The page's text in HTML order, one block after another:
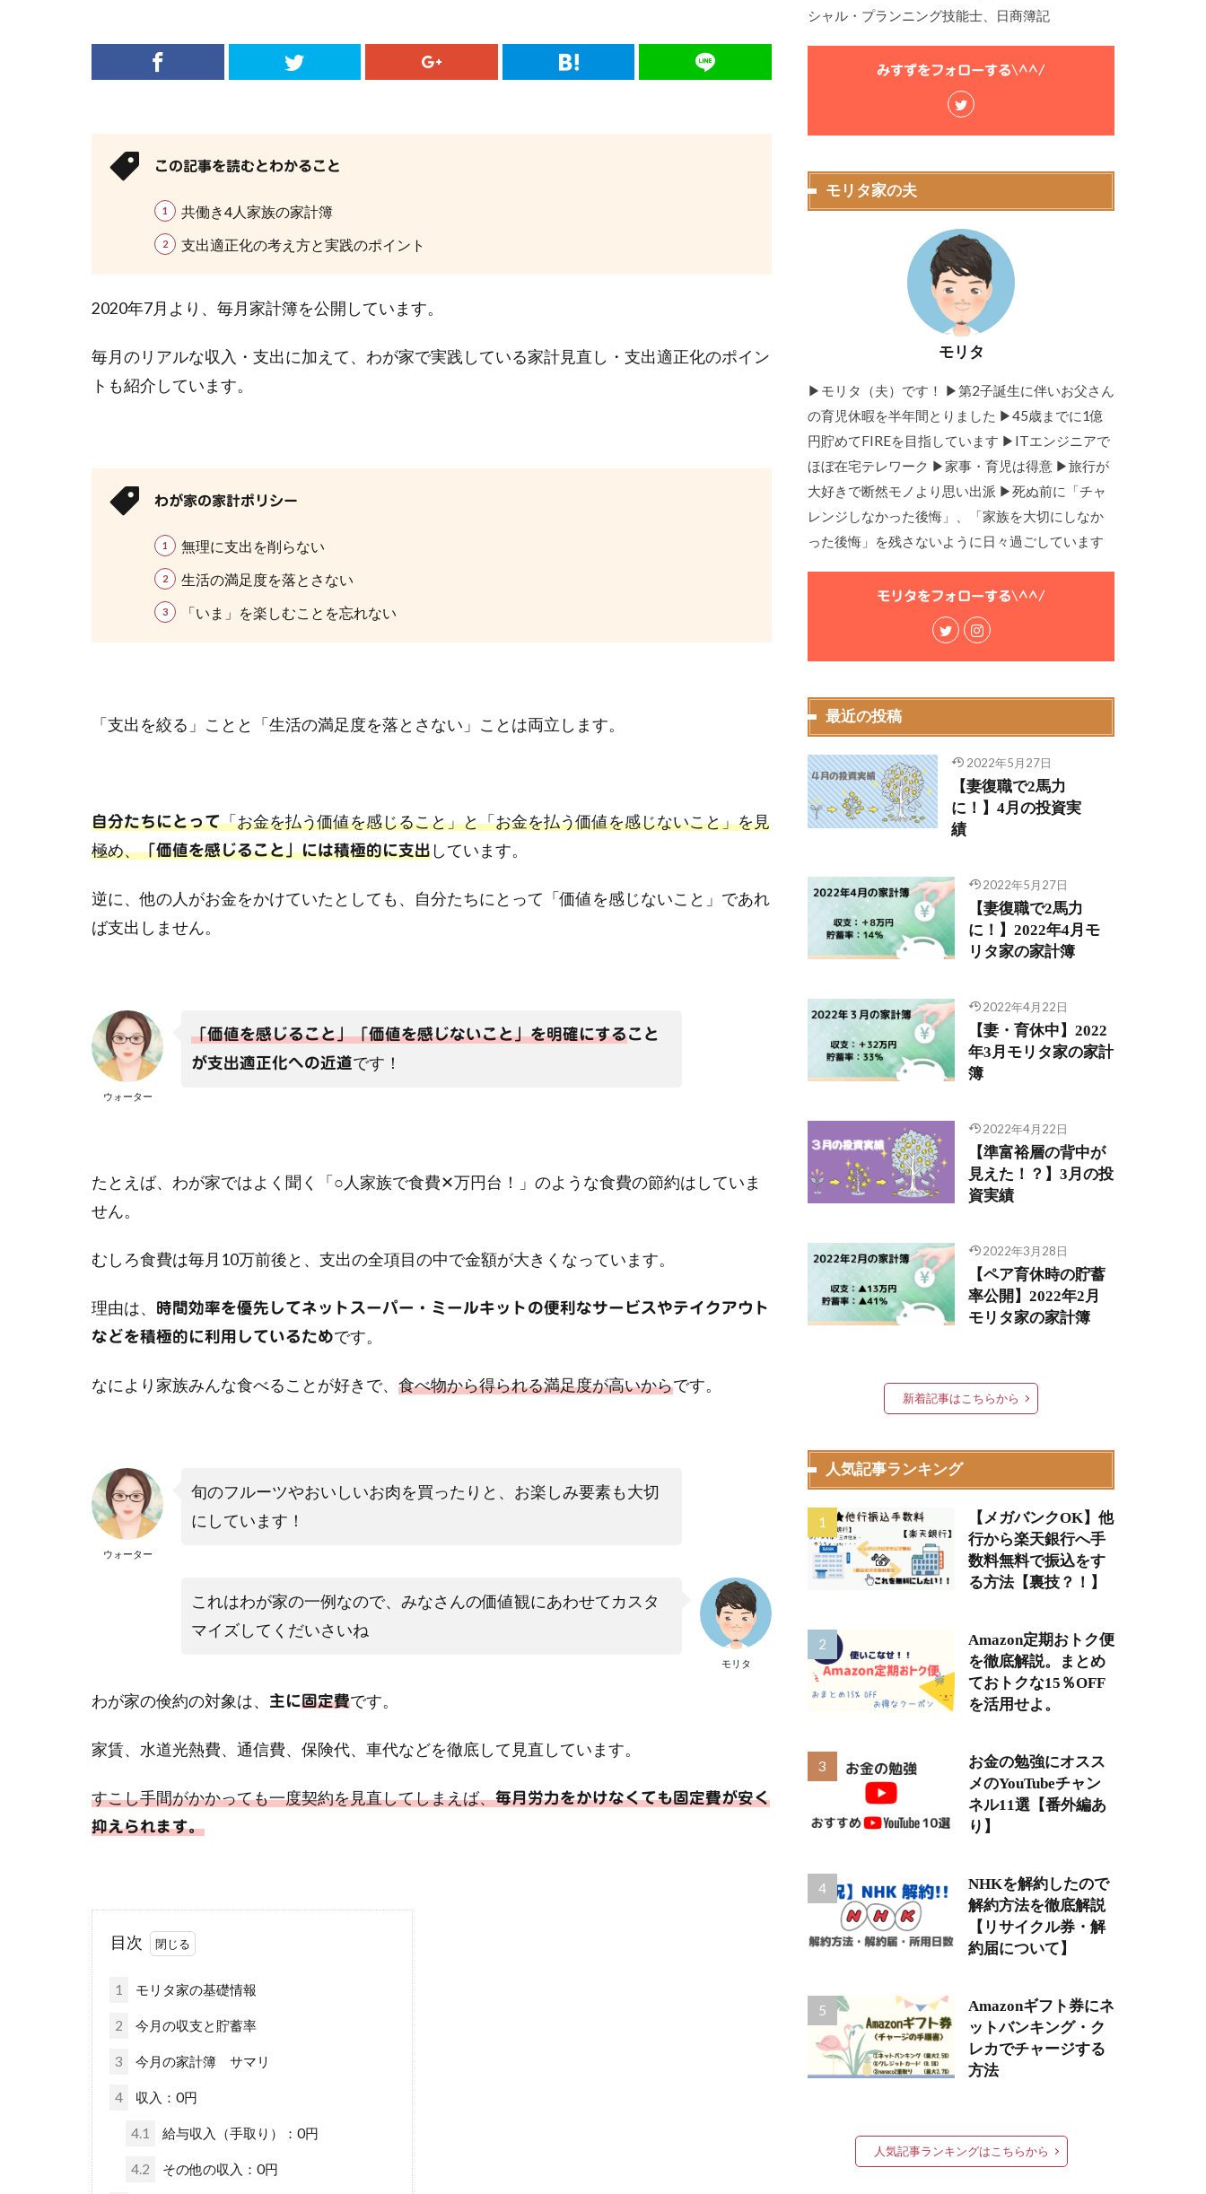
この記事を読むとわかること
共働き4人家族の家計簿
支出適正化の考え方と実践のポイント
2020年7月より、毎月家計簿を公開しています。
毎月のリアルな収入・支出に加えて、わが家で実践している家計見直し・支出適正化のポイン
トも紹介しています。
わが家の家計ポリシー
無理に支出を削らない
生活の満足度を落とさない
「いま」を楽しむことを忘れない
「支出を絞る」ことと「生活の満足度を落とさない」ことは両立します。
自分たちにとって「お金を払う価値を感じること」と「お金を払う価値を感じないこと」を見
極め、「価値を感じること」には積極的に支出 しています。
逆に、他の人がお金をかけていたとしても、自分たちにとって「価値を感じないこと」であれ
ば支出しません。
ウォーター
「価値を感じること」「価値を感じないこと」を明確にすること
が支出適正化への近道です！
たとえば、わが家ではよく聞く「○人家族で食費✕万円台！」のような食費の節約はしていま
せん。
むしろ食費は毎月10万前後と、支出の全項目の中で金額が大きくなっています。
理由は、
時間効率を優先してネットスーパー・ミールキットの便利なサービスやテイクアウト
などを積極的に利用しているためです。
なにより家族みんな食べることが好きで、 食べ物から得られる満足度が高いからです。
ウォーター
旬のフルーツやおいしいお肉を買ったりと、お楽しみ要素も大切
にしています！
モリタ
これはわが家の一例なので、みなさんの価値観にあわせてカスタ
マイズしてくだいさいね
わが家の倹約の対象は、 主に固定費です。
家賃、水道光熱費、通信費、保険代、車代などを徹底して見直しています。
すこし手間がかかっても一度契約を見直してしまえば、毎月労力をかけなくても固定費が安く
抑えられます。
目次
1 モリタ家の基礎情報
2 今月の収支と貯蓄率
3 今月の家計簿 サマリ
4 収入：0円
4.1 給与収入（手取り）：0円
4.2 その他の収入：0円
シャル・プランニング技能士、日商簿記
みすずをフォローする\^^/
モリタ家の夫
モリタ
▶モリタ（夫）です！ ▶︎第2子誕生に伴いお父さん
の育児休暇を半年間とりました ▶45歳までに1億
円貯めてFIREを目指しています ▶ITエンジニアで
ほぼ在宅テレワーク ▶家事・育児は得意 ▶旅行が
大好きで断然モノより思い出派 ▶死ぬ前に「チャ
レンジしなかった後悔」、「家族を大切にしなか
った後悔」を残さないように日々過ごしています
モリタをフォローする\^^/
最近の投稿
2022年5月27日
【妻復職で2馬力
に！】4月の投資実
績
2022年5月27日
【妻復職で2馬力
に！】2022年4月モ
リタ家の家計簿
2022年4月22日
【妻・育休中】2022
年3月モリタ家の家計
簿
2022年4月22日
【準富裕層の背中が
見えた！？】3月の投
資実績
2022年3月28日
【ペア育休時の貯蓄
率公開】2022年2月
モリタ家の家計簿
新着記事はこちらから
人気記事ランキング
【メガバンクOK】他
行から楽天銀行へ手
数料無料で振込をす
る方法【裏技？！】
Amazon定期おトク便
を徹底解説。まとめ
ておトクな15％OFF
を活用せよ。
お金の勉強にオスス
メのYouTubeチャン
ネル11選【番外編あ
り】
NHKを解約したので
解約方法を徹底解説
【リサイクル券・解
約届について】
Amazonギフト券にネ
ットバンキング・ク
レカでチャージする
方法
人気記事ランキングはこちらから